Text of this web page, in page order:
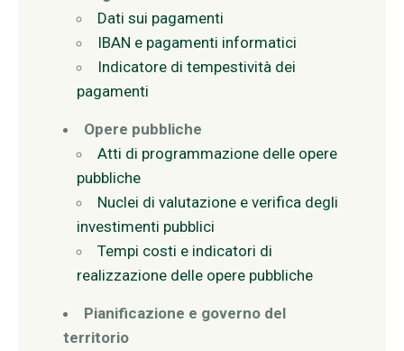
Dati sui pagamenti
IBAN e pagamenti informatici
Indicatore di tempestività dei
pagamenti
Opere pubbliche
Atti di programmazione delle opere
pubbliche
Nuclei di valutazione e verifica degli
investimenti pubblici
Tempi costi e indicatori di
realizzazione delle opere pubbliche
Pianificazione e governo del
territorio